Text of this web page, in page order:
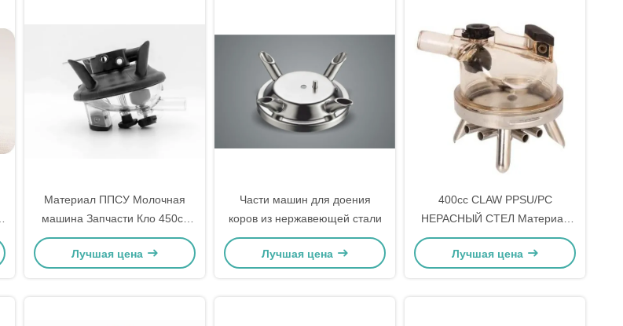
Материал ППСУ Молочная
машина Запчасти Кло 450cc
Молочная промышленность
Лучшая цена
Части машин для доения
коров из нержавеющей стали
Лучшая цена
400cc CLAW PPSU/PC
НЕРАСНЫЙ СТЕЛ Материал
основы Молочная машина
Claw
Лучшая цена